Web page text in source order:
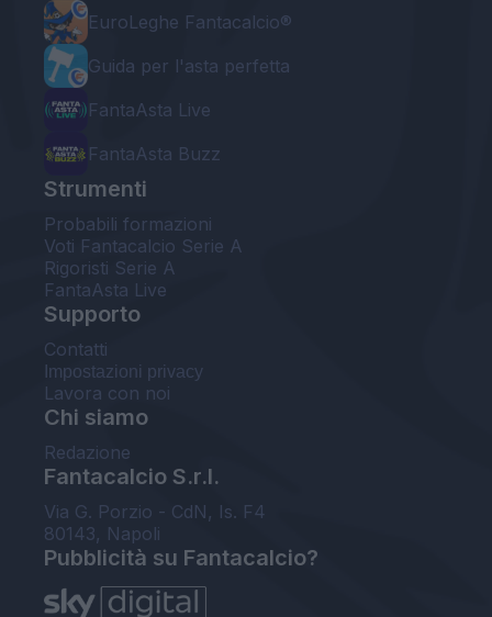
EuroLeghe Fantacalcio®
Guida per l'asta perfetta
FantaAsta Live
FantaAsta Buzz
Strumenti
Probabili formazioni
Voti Fantacalcio Serie A
Rigoristi Serie A
FantaAsta Live
Supporto
Contatti
Impostazioni privacy
Lavora con noi
Chi siamo
Redazione
Fantacalcio S.r.l.
Via G. Porzio - CdN, Is. F4
80143, Napoli
Pubblicità su Fantacalcio?